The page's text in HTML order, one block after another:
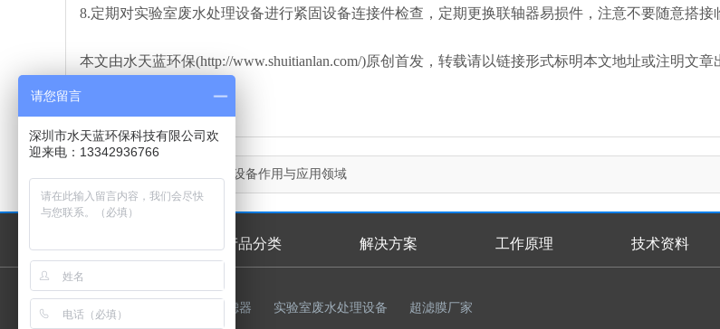
8.定期对实验室废水处理设备进行紧固设备连接件检查，定期更换联轴器易损件，注意不要随意搭接
本文由水天蓝环保(http://www.shuitianlan.com/)原创首发，转载请以链接形式标明本文地址或注明文
实验室废水处理设备作用与应用领域
产品分类 解决方案 工作原理 技术资料
首页幻灯
友情链接： 过滤器 实验室废水处理设备 超滤膜厂家
请您留言
深圳市水天蓝环保科技有限公司欢
迎来电：13342936766